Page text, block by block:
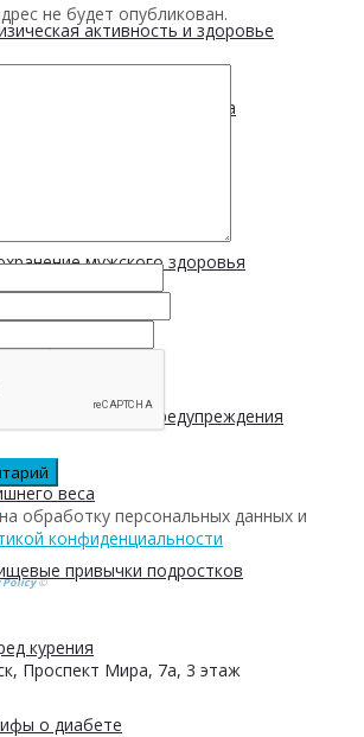
активность и здоровье
гимнастика
мужского здоровья
здоровья и предупреждения
веса
привычки подростков
курения
о диабете
не будет опубликован.
на обработку персональных данных и
конфиденциальности
Policy©
Проспект Мира, 7а, 3 этаж